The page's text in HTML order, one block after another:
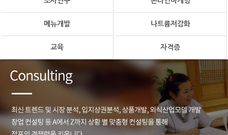
메뉴개발 나트륨저감화
교육 자격증